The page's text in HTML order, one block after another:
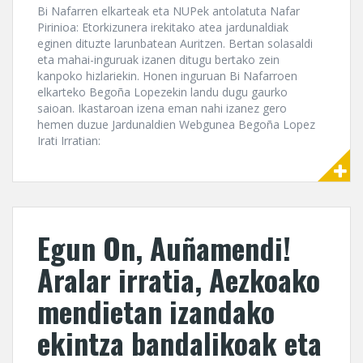
Bi Nafarren elkarteak eta NUPek antolatuta Nafar
Pirinioa: Etorkizunera irekitako atea jardunaldiak
eginen dituzte larunbatean Auritzen. Bertan solasaldi
eta mahai-inguruak izanen ditugu bertako zein
kanpoko hizlariekin. Honen inguruan Bi Nafarroen
elkarteko Begoña Lopezekin landu dugu gaurko
saioan. Ikastaroan izena eman nahi izanez gero
hemen duzue Jardunaldien Webgunea Begoña Lopez
Irati Irratian:
Egun On, Auñamendi!
Aralar irratia, Aezkoako
mendietan izandako
ekintza bandalikoak eta